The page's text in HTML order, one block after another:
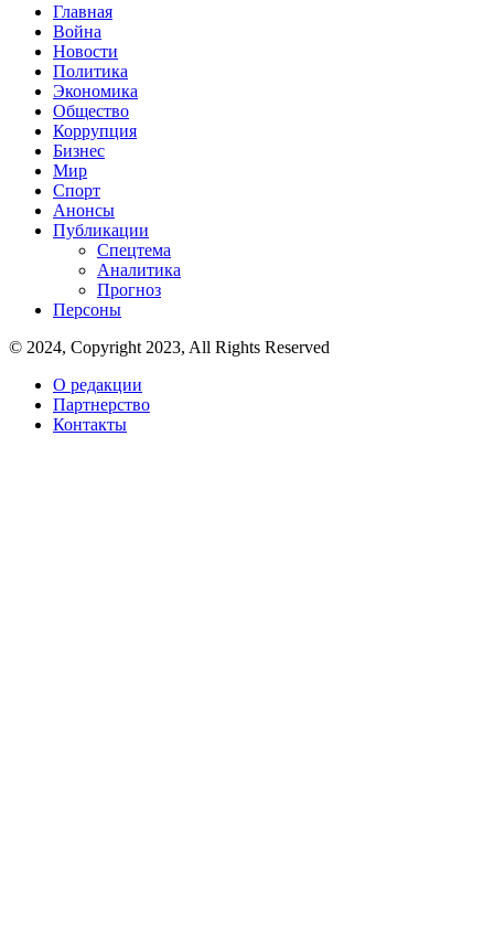
Главная
Война
Новости
Политика
Экономика
Общество
Коррупция
Бизнес
Мир
Спорт
Анонсы
Публикации
Спецтема
Аналитика
Прогноз
Персоны
© 2024, Copyright 2023, All Rights Reserved
О редакции
Партнерство
Контакты